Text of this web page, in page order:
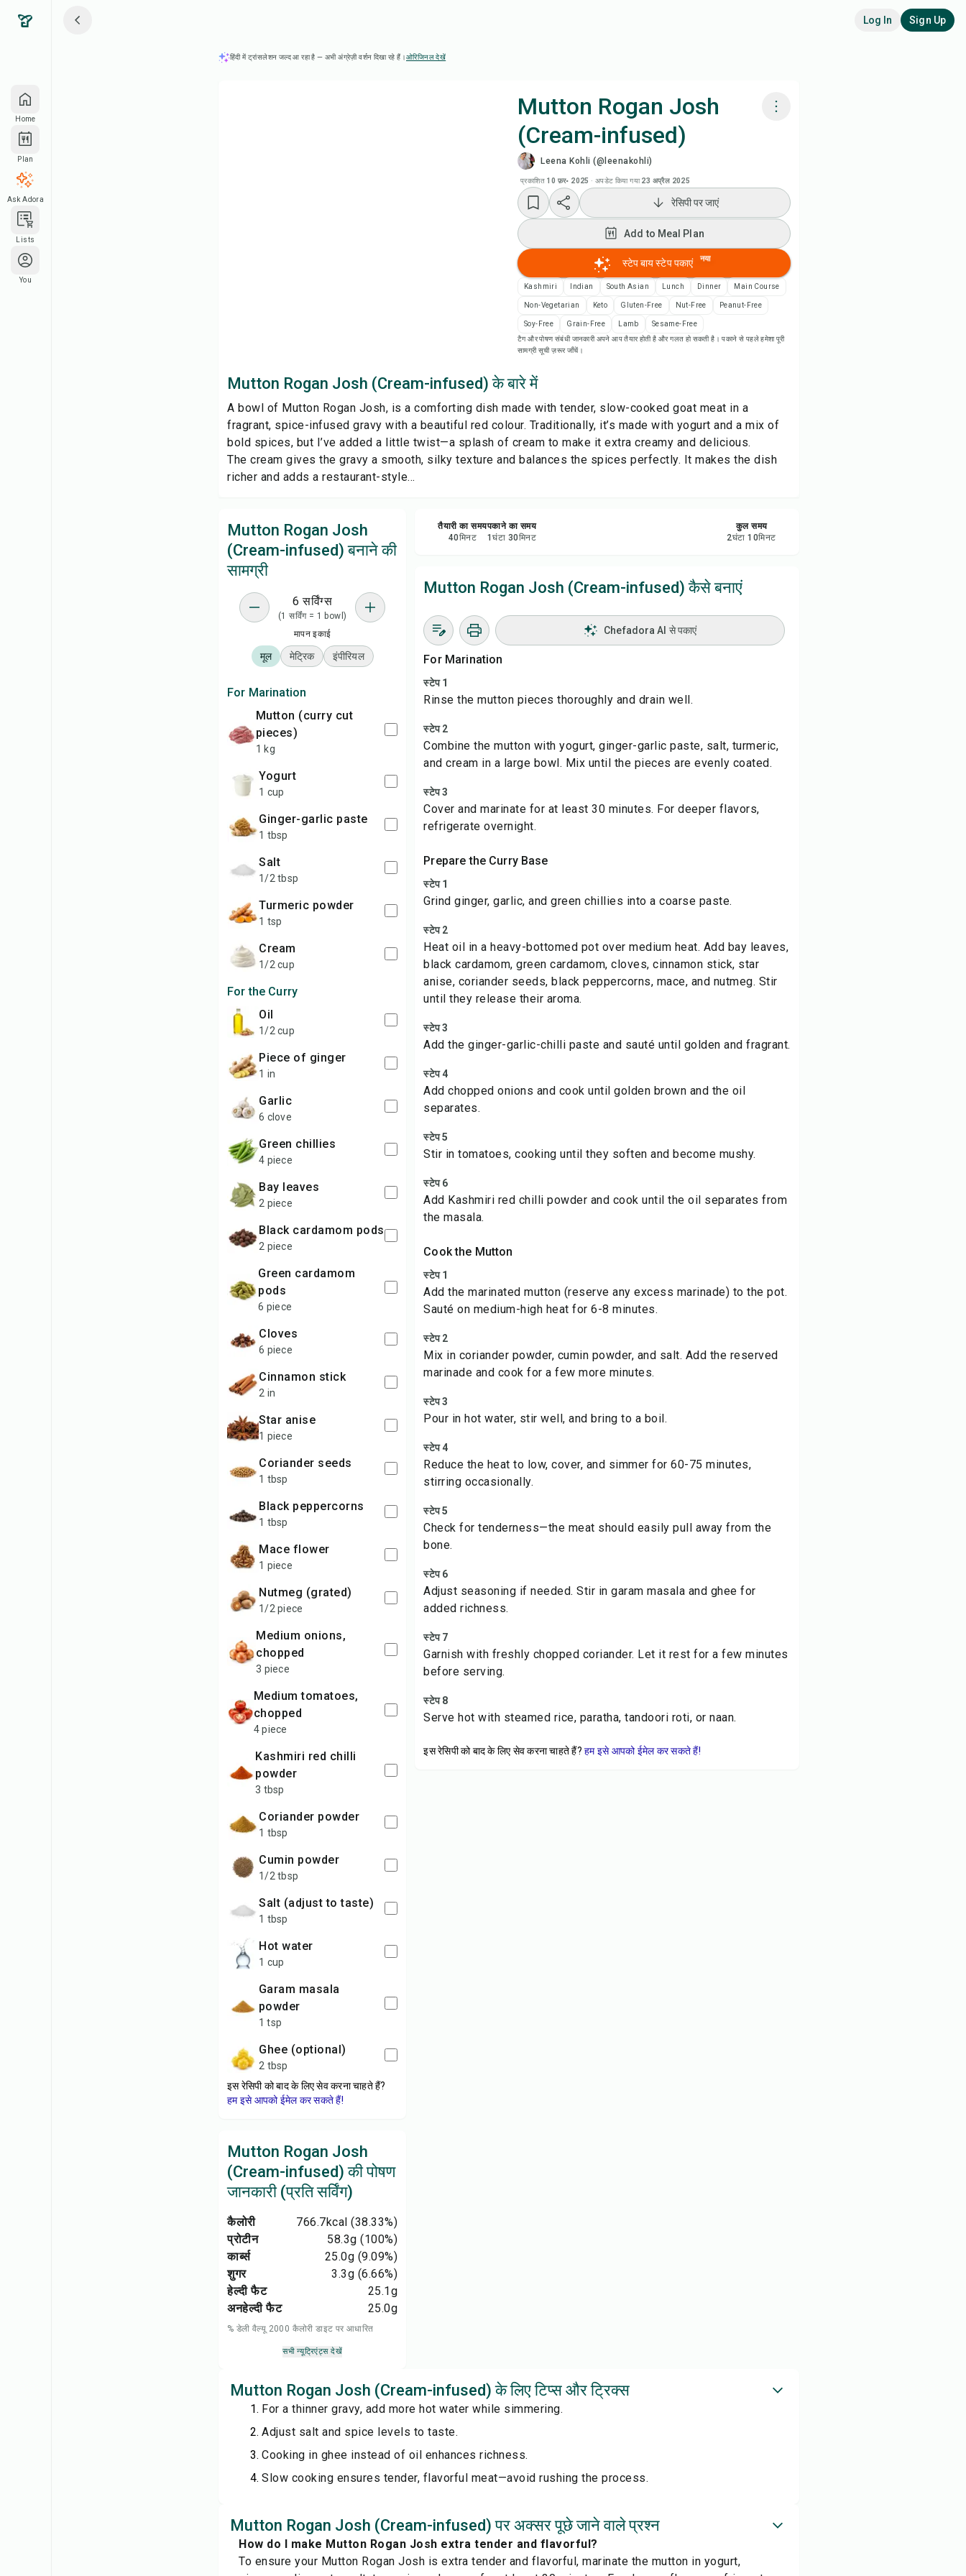
Home
Plan
Ask Adora
Lists
You
Log In Sign Up
हिंदी में ट्रांसलेशन जल्द आ रहा है — अभी अंग्रेज़ी वर्शन दिखा रहे हैं।ओरिजिनल देखें
Mutton Rogan Josh
(Cream-infused)
Leena Kohli (@leenakohli)
प्रकाशित 10 फ़र॰ 2025 ·अपडेट किया गया 23 अप्रैल 2025
Chefadora AI से पकाएं
Add to Meal Plan
Add to Shopping List
रेसिपी नोट्स
सेव करें
रिपोर्ट करें
रेसिपी पर जाएं
Add to Meal Plan
स्टेप बाय स्टेप पकाएं नया
Kashmiri Indian South Asian Lunch Dinner Main Course
Non-Vegetarian Keto Gluten-Free Nut-Free Peanut-Free
Soy-Free Grain-Free Lamb
Sesame-Free
टैग और पोषण संबंधी जानकारी अपने आप तैयार होती है और गलत हो सकती है। पकाने से पहले हमेशा पूरी
सामग्री सूची ज़रूर जाँचें।
Mutton Rogan Josh (Cream-infused) के बारे में
A bowl of Mutton Rogan Josh, is a comforting dish made with tender, slow-cooked goat meat in a
fragrant, spice-infused gravy with a beautiful red colour. Traditionally, it’s made with yogurt and a mix of
bold spices, but I’ve added a little twist—a splash of cream to make it extra creamy and delicious.
The cream gives the gravy a smooth, silky texture and balances the spices perfectly. It makes the dish
richer and adds a restaurant-style...
Mutton Rogan Josh
(Cream-infused) बनाने की
सामग्री
6 सर्विंग्स
(1 सर्विंग = 1 bowl)
मापन इकाई
मूल मेट्रिक इंपीरियल
For Marination
mutton (curry cut
pieces)
1 kg
yogurt
1 cup
ginger-garlic paste
1 tbsp
salt
1/2 tbsp
turmeric powder
1 tsp
cream
1/2 cup
For the Curry
oil
1/2 cup
piece of ginger
1 in
garlic
6 clove
green chillies
4 piece
bay leaves
2 piece
black cardamom pods
2 piece
green cardamom
pods
6 piece
cloves
6 piece
cinnamon stick
2 in
star anise
1 piece
coriander seeds
1 tbsp
black peppercorns
1 tbsp
mace flower
1 piece
nutmeg (grated)
1/2 piece
medium onions,
chopped
3 piece
medium tomatoes,
chopped
4 piece
Kashmiri red chilli
powder
3 tbsp
coriander powder
1 tbsp
cumin powder
1/2 tbsp
salt (adjust to taste)
1 tbsp
hot water
1 cup
garam masala
powder
1 tsp
ghee (optional)
2 tbsp
इस रेसिपी को बाद के लिए सेव करना चाहते हैं?
हम इसे आपको ईमेल कर सकते हैं!
Mutton Rogan Josh
(Cream-infused) की पोषण
जानकारी (प्रति सर्विंग)
कैलोरी 766.7kcal (38.33%)
प्रोटीन
58.3g (100%)
कार्ब्स
25.0g (9.09%)
शुगर
3.3g (6.66%)
हेल्दी फैट
25.1g
अनहेल्दी फैट
25.0g
% डेली वैल्यू 2000 कैलोरी डाइट पर आधारित
सभी न्यूट्रिएंट्स देखें
तैयारी का समय
40मिनट
पकाने का समय
1घंटा 30मिनट
कुल समय
2घंटा 10मिनट
Mutton Rogan Josh (Cream-infused) कैसे बनाएं
Chefadora AI से पकाएं
For Marination
स्टेप 1
Rinse the mutton pieces thoroughly and drain well.
स्टेप 2
Combine the mutton with yogurt, ginger-garlic paste, salt, turmeric,
and cream in a large bowl. Mix until the pieces are evenly coated.
स्टेप 3
Cover and marinate for at least 30 minutes. For deeper flavors,
refrigerate overnight.
Prepare the Curry Base
स्टेप 1
Grind ginger, garlic, and green chillies into a coarse paste.
स्टेप 2
Heat oil in a heavy-bottomed pot over medium heat. Add bay leaves,
black cardamom, green cardamom, cloves, cinnamon stick, star
anise, coriander seeds, black peppercorns, mace, and nutmeg. Stir
until they release their aroma.
स्टेप 3
Add the ginger-garlic-chilli paste and sauté until golden and fragrant.
स्टेप 4
Add chopped onions and cook until golden brown and the oil
separates.
स्टेप 5
Stir in tomatoes, cooking until they soften and become mushy.
स्टेप 6
Add Kashmiri red chilli powder and cook until the oil separates from
the masala.
Cook the Mutton
स्टेप 1
Add the marinated mutton (reserve any excess marinade) to the pot.
Sauté on medium-high heat for 6-8 minutes.
स्टेप 2
Mix in coriander powder, cumin powder, and salt. Add the reserved
marinade and cook for a few more minutes.
स्टेप 3
Pour in hot water, stir well, and bring to a boil.
स्टेप 4
Reduce the heat to low, cover, and simmer for 60-75 minutes,
stirring occasionally.
स्टेप 5
Check for tenderness—the meat should easily pull away from the
bone.
स्टेप 6
Adjust seasoning if needed. Stir in garam masala and ghee for
added richness.
स्टेप 7
Garnish with freshly chopped coriander. Let it rest for a few minutes
before serving.
स्टेप 8
Serve hot with steamed rice, paratha, tandoori roti, or naan.
इस रेसिपी को बाद के लिए सेव करना चाहते हैं? हम इसे आपको ईमेल कर सकते हैं!
Mutton Rogan Josh (Cream-infused) के लिए टिप्स और ट्रिक्स
For a thinner gravy, add more hot water while simmering.
Adjust salt and spice levels to taste.
Cooking in ghee instead of oil enhances richness.
Slow cooking ensures tender, flavorful meat—avoid rushing the process.
Mutton Rogan Josh (Cream-infused) पर अक्सर पूछे जाने वाले प्रश्न
How do I make Mutton Rogan Josh extra tender and flavorful?
To ensure your Mutton Rogan Josh is extra tender and flavorful, marinate the mutton in yogurt,